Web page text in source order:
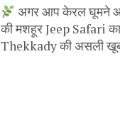
अगर आप केरल घूमने
की मशहूर Jeep Safari
Thekkady की असली